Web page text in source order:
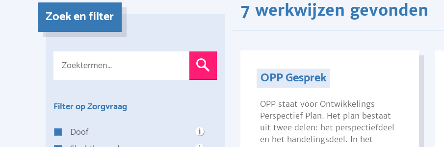
Zoek en filter
Filter op Zorgvraag
Doof
7 werkwijzen gevonden
OPP Gesprek
OPP staat voor Ontwikkelings
Perspectief Plan. Het plan bestaat
uit twee delen: het perspectiefdeel
en het handelingsdeel. In het